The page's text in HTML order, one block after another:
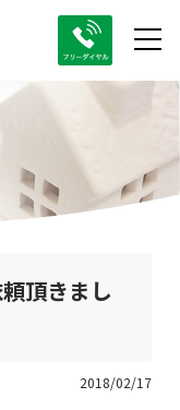
頂きまし
2018/02/17